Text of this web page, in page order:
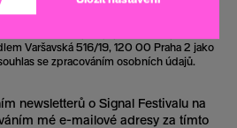
Varšavská 516/19, 120 00 Praha 2 jako
se zpracováním osobních údajů.
newsletterů o Signal Festivalu na
mé e-mailové adresy za tímto